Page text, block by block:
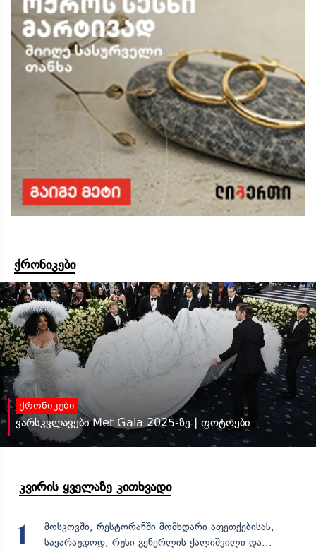
ქრონიკები
ქრონიკები
ვარსკვლავები Met Gala 2025-ზე | ფოტოები
კვირის ყველაზე კითხვადი
1
მოსკოვში, რესტორანში მომხდარი აფეთქებისას,
სავარაუდოდ, რუსი გენერლის ქალიშვილი და...